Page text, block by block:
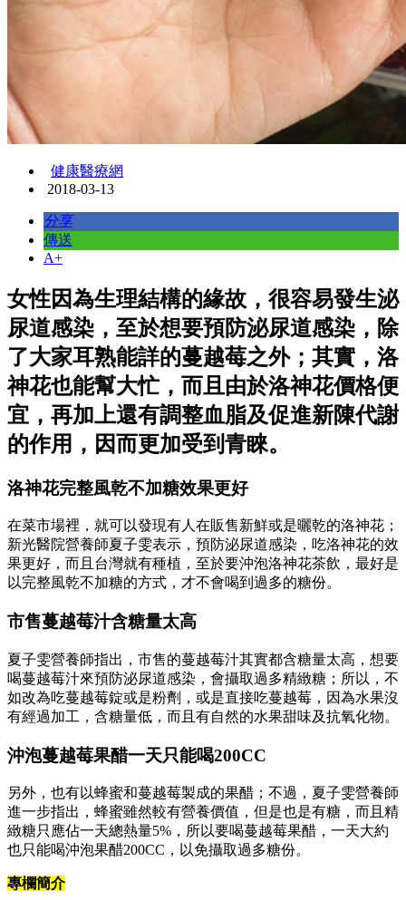
健康醫療網
2018-03-13
分享
傳送
A+
女性因為生理結構的緣故，很容易發生泌
尿道感染，至於想要預防泌尿道感染，除
了大家耳熟能詳的蔓越莓之外；其實，洛
神花也能幫大忙，而且由於洛神花價格便
宜，再加上還有調整血脂及促進新陳代謝
的作用，因而更加受到青睞。
洛神花完整風乾不加糖效果更好
在菜市場裡，就可以發現有人在販售新鮮或是曬乾的洛神花；
新光醫院營養師夏子雯表示，預防泌尿道感染，吃洛神花的效
果更好，而且台灣就有種植，至於要沖泡洛神花茶飲，最好是
以完整風乾不加糖的方式，才不會喝到過多的糖份。
市售蔓越莓汁含糖量太高
夏子雯營養師指出，市售的蔓越莓汁其實都含糖量太高，想要
喝蔓越莓汁來預防泌尿道感染，會攝取過多精緻糖；所以，不
如改為吃蔓越莓錠或是粉劑，或是直接吃蔓越莓，因為水果沒
有經過加工，含糖量低，而且有自然的水果甜味及抗氧化物。
沖泡蔓越莓果醋一天只能喝200CC
另外，也有以蜂蜜和蔓越莓製成的果醋；不過，夏子雯營養師
進一步指出，蜂蜜雖然較有營養價值，但是也是有糖，而且精
緻糖只應佔一天總熱量5%，所以要喝蔓越莓果醋，一天大約
也只能喝沖泡果醋200CC，以免攝取過多糖份。
專欄簡介